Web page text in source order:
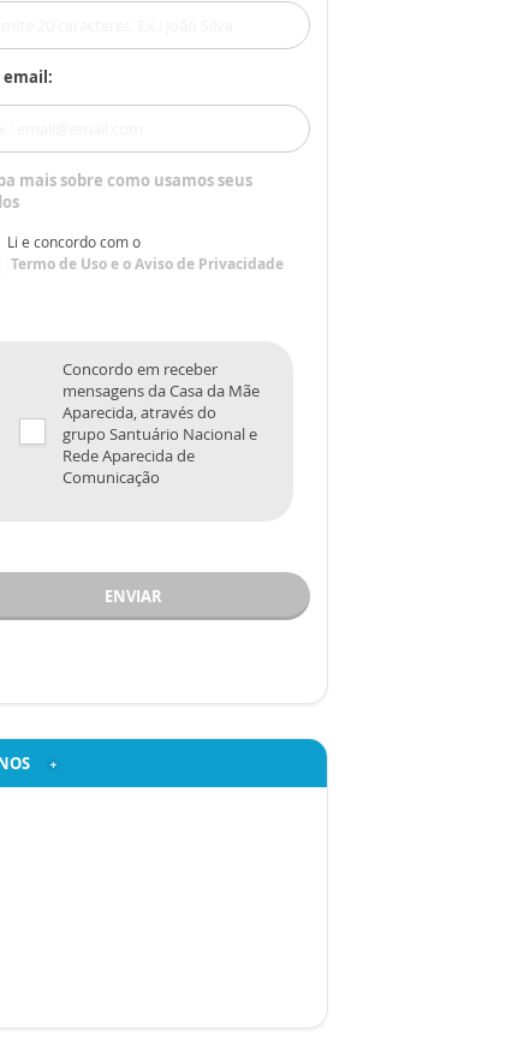
email:
mais sobre como usamos seus
Li e concordo com o
Termo de Usoe oAviso de Privacidade
Concordo em receber
mensagens da Casa da Mãe
Aparecida, através do
grupo Santuário Nacional e
Rede Aparecida de
Comunicação
ENVIAR